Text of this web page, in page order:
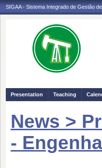
SIGAA - Sistema Integrado de Gestão
Presentation Teaching
News >
-